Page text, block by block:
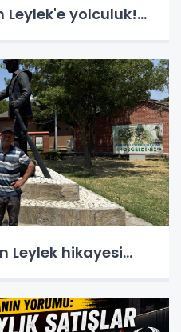
Leylek'e yolculuk!...
Leylek hikayesi...